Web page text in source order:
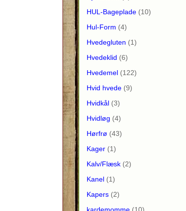
HUL-Bageplade (10)
Hul-Form (4)
Hvedegluten (1)
Hvedeklid (6)
Hvedemel (122)
Hvid hvede (9)
Hvidkål (3)
Hvidløg (4)
Hørfrø (43)
Kager (1)
Kalv/Flæsk (2)
Kanel (1)
Kapers (2)
kardemomme (10)